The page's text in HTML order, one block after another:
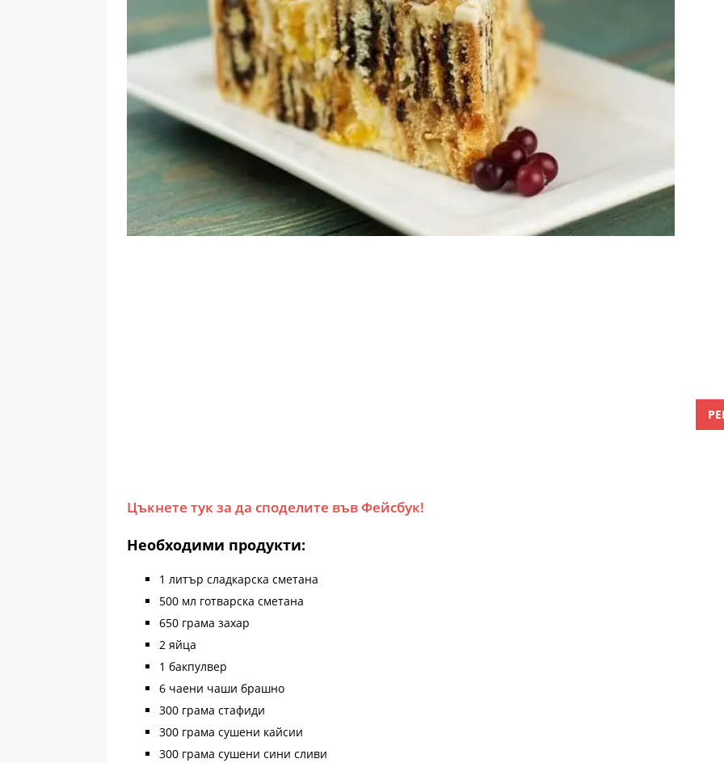
Цъкнете тук за да споделите във Фейсбук!
Необходими продукти:
1 литър сладкарска сметана
500 мл готварска сметана
650 грама захар
2 яйца
1 бакпулвер
6 чаени чаши брашно
300 грама стафиди
300 грама сушени кайсии
300 грама сушени сини сливи